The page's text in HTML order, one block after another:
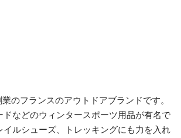
のフランスのアウトドアブランドです。
ドなどのウィンタースポーツ用品が有名で
イルシューズ、トレッキングにも力を入れ